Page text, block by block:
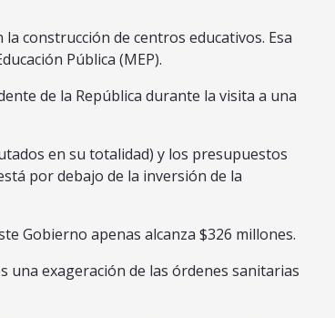
construcción de centros educativos. Esa
Pública (MEP).
de la República durante la visita a una
en su totalidad) y los presupuestos
por debajo de la inversión de la
Gobierno apenas alcanza $326 millones.
una exageración de las órdenes sanitarias